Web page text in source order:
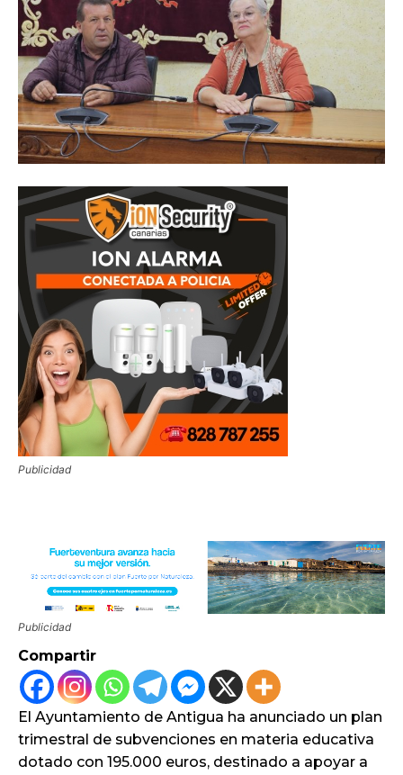
Publicidad
Publicidad
Compartir
El Ayuntamiento de Antigua ha anunciado un plan
trimestral de subvenciones en materia educativa
dotado con 195.000 euros, destinado a apoyar a